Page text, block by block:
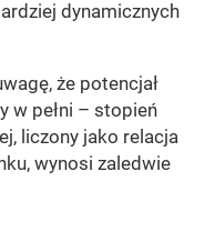
dynamicznych
że potencjał
w pełni – stopień
liczony jako relacja
wynosi zaledwie